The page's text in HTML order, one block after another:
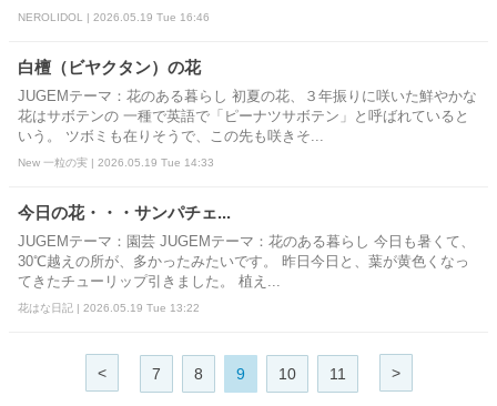
NEROLIDOL | 2026.05.19 Tue 16:46
白檀（ビヤクタン）の花
JUGEMテーマ：花のある暮らし 初夏の花、３年振りに咲いた鮮やかな
花はサボテンの 一種で英語で「ピーナツサボテン」と呼ばれていると
いう。 ツボミも在りそうで、この先も咲きそ...
New 一粒の実 | 2026.05.19 Tue 14:33
今日の花・・・サンパチェ...
JUGEMテーマ：園芸 JUGEMテーマ：花のある暮らし 今日も暑くて、
30℃越えの所が、多かったみたいです。 昨日今日と、葉が黄色くなっ
てきたチューリップ引きました。 植え...
花はな日記 | 2026.05.19 Tue 13:22
< 7 8 9 10 11 >